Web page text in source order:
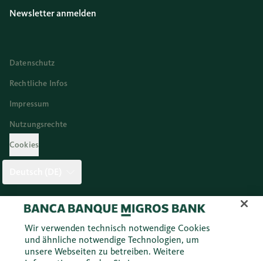
Newsletter anmelden
Datenschutz
Rechtliche Infos
Impressum
Nutzungsrechte
Cookies
Twitter Facebook Blog Instagram Youtube
© 2026 Migros Bank AG
Wir verwenden technisch notwendige Cookies
und ähnliche notwendige Technologien, um
unsere Webseiten zu betreiben. Weitere